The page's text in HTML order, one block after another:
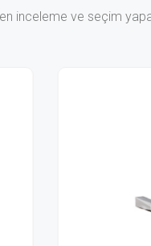
inceleme ve seçim